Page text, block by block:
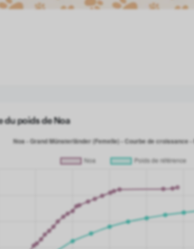
du poids de Noa